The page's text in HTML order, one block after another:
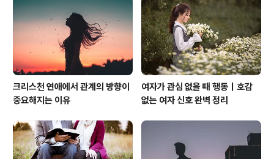
크리스천 연애에서 관계의 방향이
중요해지는 이유
여자가 관심 없을 때 행동｜호감
없는 여자 신호 완벽 정리